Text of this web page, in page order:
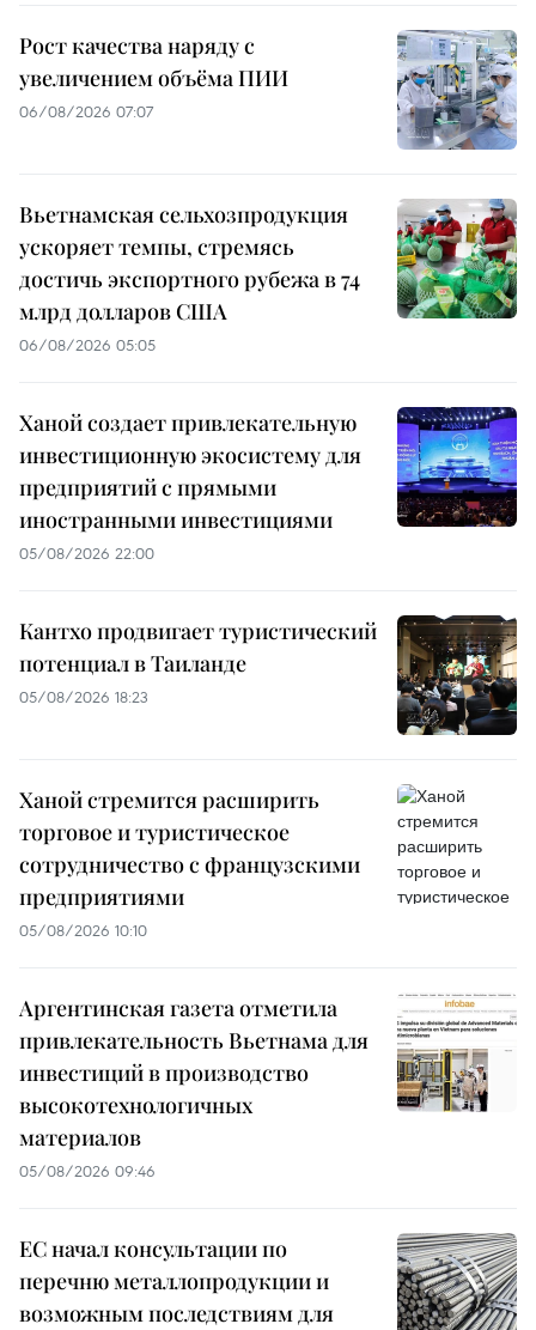
Рост качества наряду с
увеличением объёма ПИИ
06/08/2026 07:07
Вьетнамская сельхозпродукция
ускоряет темпы, стремясь
достичь экспортного рубежа в 74
млрд долларов США
06/08/2026 05:05
Ханой создает привлекательную
инвестиционную экосистему для
предприятий с прямыми
иностранными инвестициями
05/08/2026 22:00
Кантхо продвигает туристический
потенциал в Таиланде
05/08/2026 18:23
Ханой стремится расширить
торговое и туристическое
сотрудничество с французскими
предприятиями
05/08/2026 10:10
Аргентинская газета отметила
привлекательность Вьетнама для
инвестиций в производство
высокотехнологичных
материалов
05/08/2026 09:46
ЕС начал консультации по
перечню металлопродукции и
возможным последствиям для